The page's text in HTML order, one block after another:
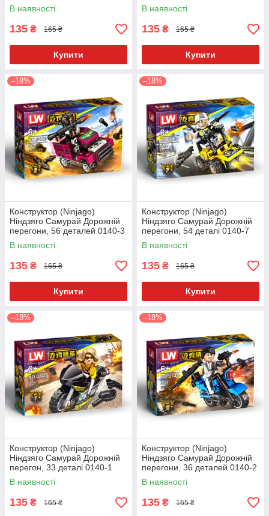
В наявності
135 ₴ 165 ₴
Купити
В наявності
135 ₴ 165 ₴
Купити
–18%
Конструктор (Ninjago)
Ніндзяго Самурай Дорожній
перегони, 56 деталей 0140-3
В наявності
135 ₴ 165 ₴
Купити
–18%
Конструктор (Ninjago)
Ніндзяго Самурай Дорожній
перегони, 54 деталі 0140-7
В наявності
135 ₴ 165 ₴
Купити
–18%
Конструктор (Ninjago)
Ніндзяго Самурай Дорожній
перегон, 33 деталі 0140-1
В наявності
135 ₴ 165 ₴
–18%
Конструктор (Ninjago)
Ніндзяго Самурай Дорожній
перегони, 36 деталей 0140-2
В наявності
135 ₴ 165 ₴